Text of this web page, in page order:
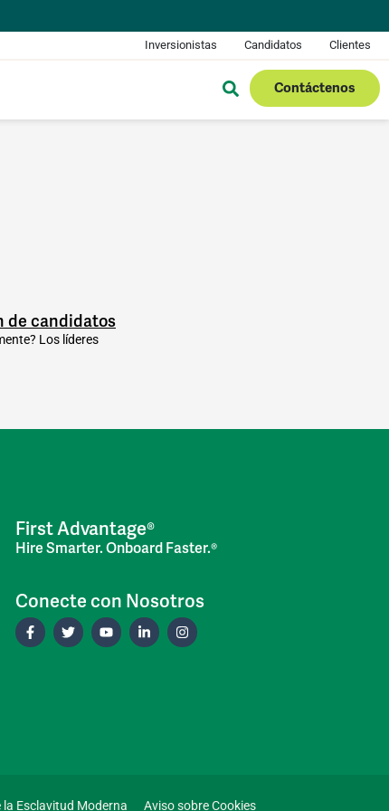
Inversionistas Candidatos Clientes
Contáctenos
de candidatos
Los líderes
First Advantage®
Hire Smarter. Onboard Faster.®
Conecte con Nosotros
Esclavitud Moderna Aviso sobre Cookies